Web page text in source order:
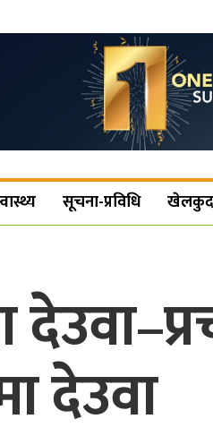
सूचना-प्रविधि खेलकुद
देउवा